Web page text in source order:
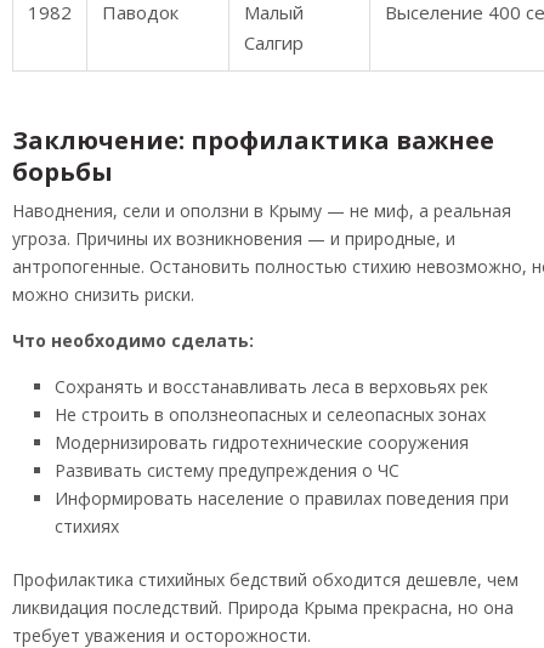
1982 Паводок
Малый
Салгир
Выселение 400
Заключение: профилактика важнее
борьбы
Наводнения, сели и оползни в Крыму — не миф, а реальная
угроза. Причины их возникновения — и природные, и
антропогенные. Остановить полностью стихию невозможно,
можно снизить риски.
Что необходимо сделать:
Сохранять и восстанавливать леса в верховьях рек
Не строить в оползнеопасных и селеопасных зонах
Модернизировать гидротехнические сооружения
Развивать систему предупреждения о ЧС
Информировать население о правилах поведения при
стихиях
Профилактика стихийных бедствий обходится дешевле, чем
ликвидация последствий. Природа Крыма прекрасна, но она
требует уважения и осторожности.